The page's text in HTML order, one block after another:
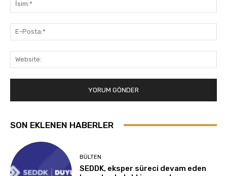
SON EKLENEN HABERLER
BÜLTEN
SEDDK, eksper süreci devam eden